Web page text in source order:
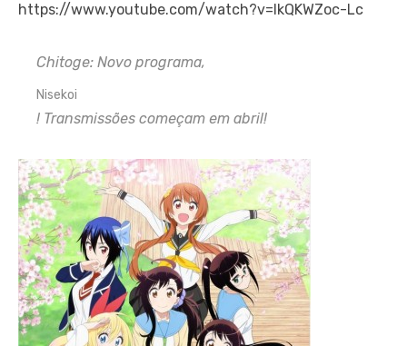
https://www.youtube.com/watch?v=IkQKWZoc-Lc
Chitoge: Novo programa,
Nisekoi
! Transmissões começam em abril!